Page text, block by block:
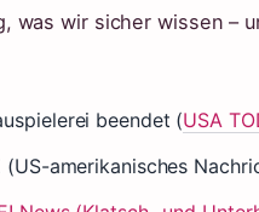
was wir sicher wissen –
beendet (USA
(US-amerikanisches